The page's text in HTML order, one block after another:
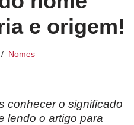
e origem!
Nomes
conhecer o significado
lendo o artigo para